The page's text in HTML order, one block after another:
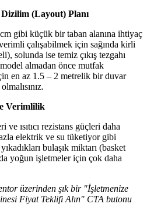
(Layout) Planı
gibi küçük bir taban alanına ihtiyaç
çalışabilmek için sağında kirli
solunda ise temiz çıkış tezgahı
almadan önce mutfak
en az 1.5 – 2 metrelik bir duvar
Verimlilik
ısıtıcı rezistans güçleri daha
elektrik ve su tüketiyor gibi
bulaşık miktarı (basket
yoğun işletmeler için çok daha
üzerinden şık bir "İşletmenize
Fiyat Teklifi Alın" CTA butonu